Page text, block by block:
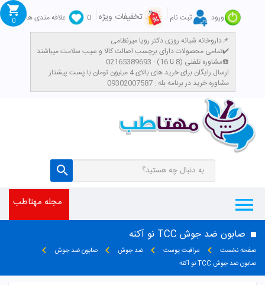
ورود ثبت نام تخفیفات ویژه 0
علاقه مندی ها
داروخانه شبانه روزی دکتر رویا میرنظامی📌
تمامی محصولات دارای برچسب اصالت کالا و سیب سلامت میباشند✔️
مشاوره تلفنی (8 تا 16) : 02165389693☎️
​ارسال رایگان برای خرید های بالای 4 میلیون تومان با پست پیشتاز
مشاوره خرید در برنامه بله : 09302007587
0
مجله مهتاطب
صابون ضد جوش TCC نو آکنه
صفحه نخست مراقبت پوست ضد جوش
صابون ضد جوش
صابون ضد جوش TCC نو آکنه